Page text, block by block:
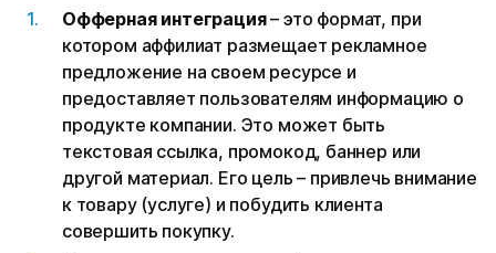
Офферная интеграция– это формат, при
котором аффилиат размещает рекламное
предложение на своем ресурсе и
предоставляет пользователям информацию о
продукте компании. Это может быть
текстовая ссылка, промокод, баннер или
другой материал. Его цель – привлечь внимание
к товару (услуге) и побудить клиента
совершить покупку.